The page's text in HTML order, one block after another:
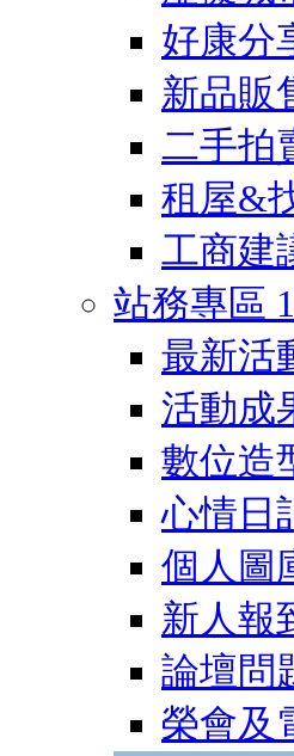
好康分
新品販
二手拍
租屋&
工商建
站務專區
最新活
活動成
數位造
心情日
個人圖
新人報
論壇問
榮會及